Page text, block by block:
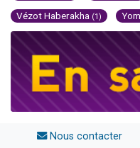
Vézot Haberakha (1)
Nous contacter